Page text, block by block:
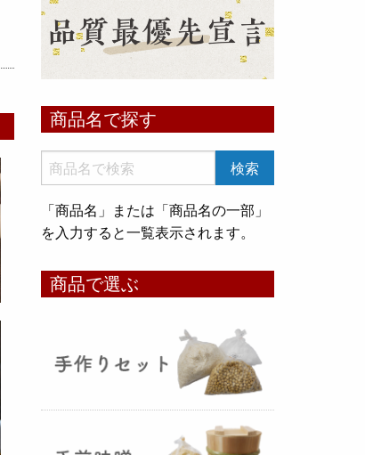
いめ甘酒 30g』と『オートミー
プをリリース致しました。何処へ
でも持ち運びが出来て、非常に便
利です！
た！（2025年08月12日）
お米5kg貯蔵用アルミ袋が完
商品名で探す
「商品名」または「商品名の一部」
を入力すると一覧表示されます。
商品で選ぶ